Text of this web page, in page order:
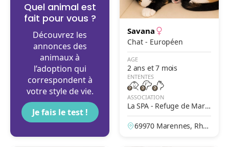
Quel animal est
fait pour vous ?
Découvrez les
annonces des
animaux à
l’adoption qui
correspondent à
votre style de vie.
Je fais le test !
Savana
Chat - Européen
AGE
2 ans et 7 mois
ENTENTES
ASSOCIATION
La SPA - Refuge de Mare
nnes – Lyon
69970 Marennes, Rhô